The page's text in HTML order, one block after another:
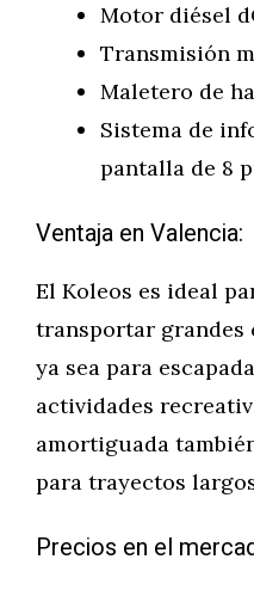
Motor diésel
Transmisión
Maletero de
Sistema de
pantalla de 8
Ventaja en Valencia:
El Koleos es ideal
transportar grandes
ya sea para
actividades
amortiguada
para trayectos
Precios en el